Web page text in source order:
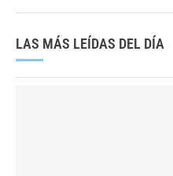
LAS MÁS LEÍDAS DEL DÍA